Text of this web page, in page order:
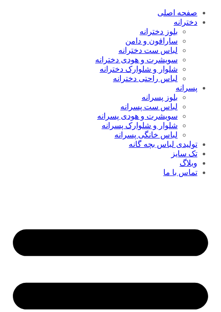
صفحه اصلی
دخترانه
بلوز دخترانه
سارافون و دامن
لباس ست دخترانه
سویشرت و هودی دخترانه
شلوار و شلوارک دخترانه
لباس راحتی دخترانه
پسرانه
بلوز پسرانه
لباس ست پسرانه
سویشرت و هودی پسرانه
شلوار و شلوارک پسرانه
لباس خانگی پسرانه
تولیدی لباس بچه گانه
تک سایز
وبلاگ
تماس با ما